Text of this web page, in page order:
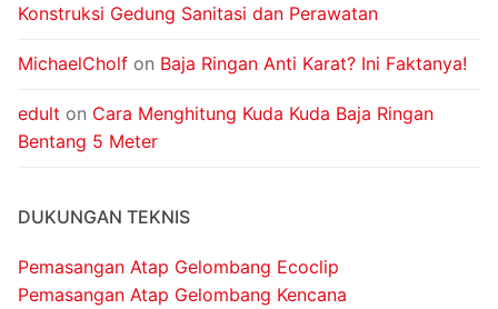
Konstruksi Gedung Sanitasi dan Perawatan
MichaelCholf on Baja Ringan Anti Karat? Ini Faktanya!
edult on Cara Menghitung Kuda Kuda Baja Ringan
Bentang 5 Meter
DUKUNGAN TEKNIS
Pemasangan Atap Gelombang Ecoclip
Pemasangan Atap Gelombang Kencana